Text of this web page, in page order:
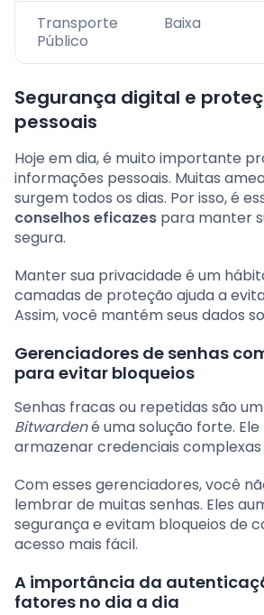
Transporte
Público
Baixa
Segurança digital e
pessoais
Hoje em dia, é muito importante
informações pessoais. Muitas
surgem todos os dias. Por isso, é
conselhos eficazes para manter
segura.
Manter sua privacidade é um
camadas de proteção ajuda a
Assim, você mantém seus dados
Gerenciadores de senhas
para evitar bloqueios
Senhas fracas ou repetidas são
Bitwardené uma solução forte.
armazenar credenciais
Com esses gerenciadores, você
lembrar de muitas senhas. Eles
segurança e evitam bloqueios de
acesso mais fácil.
A importância da
fatores no dia a dia